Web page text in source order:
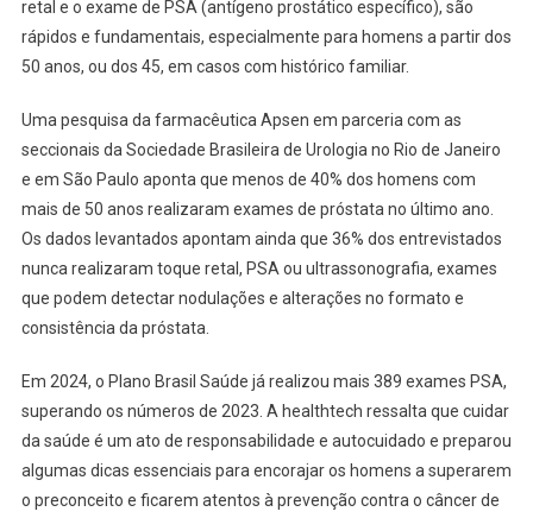
retal e o exame de PSA (antígeno prostático específico), são
rápidos e fundamentais, especialmente para homens a partir dos
50 anos, ou dos 45, em casos com histórico familiar.
Uma pesquisa da farmacêutica Apsen em parceria com as
seccionais da Sociedade Brasileira de Urologia no Rio de Janeiro
e em São Paulo aponta que menos de 40% dos homens com
mais de 50 anos realizaram exames de próstata no último ano.
Os dados levantados apontam ainda que 36% dos entrevistados
nunca realizaram toque retal, PSA ou ultrassonografia, exames
que podem detectar nodulações e alterações no formato e
consistência da próstata.
Em 2024, o Plano Brasil Saúde já realizou mais 389 exames PSA,
superando os números de 2023. A healthtech ressalta que cuidar
da saúde é um ato de responsabilidade e autocuidado e preparou
algumas dicas essenciais para encorajar os homens a superarem
o preconceito e ficarem atentos à prevenção contra o câncer de